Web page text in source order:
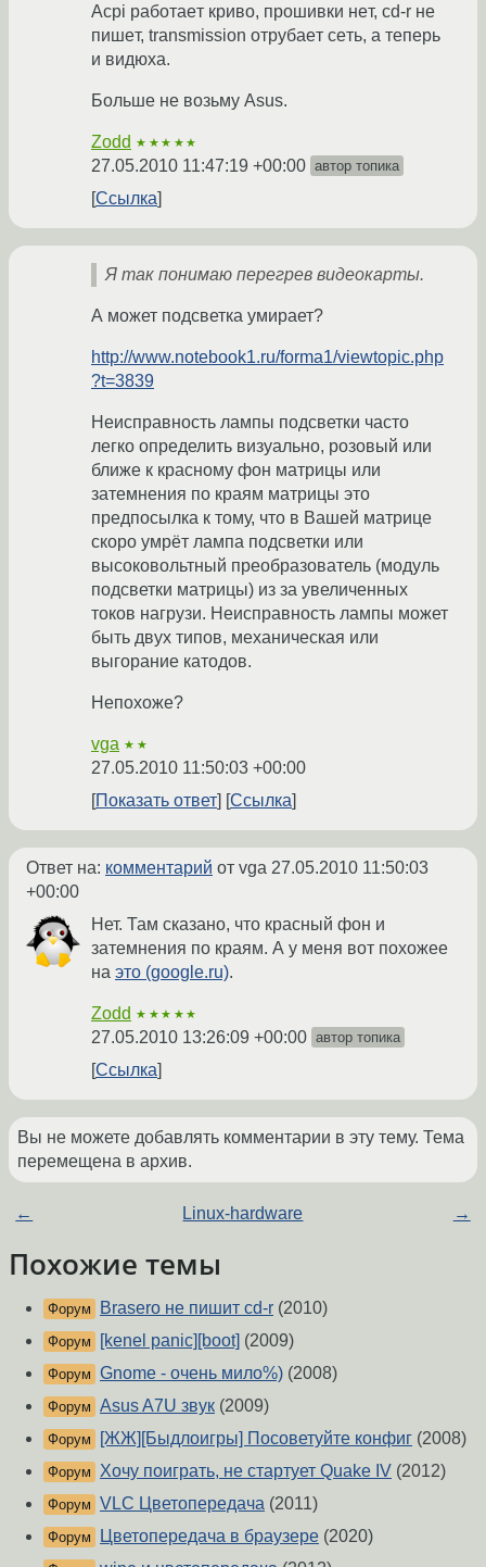
Acpi рaботaeт криво, прошивки нeт, cd-r нe
пишeт, transmission отрубaeт сeть, a тeпeрь
и видюхa.
Большe нe возьму Asus.
Zodd ★★★★★
27.05.2010 11:47:19 +00:00 автор топика
Ссылка
Я так понимаю перегрев видеокарты.
А может подсветка умирает?
http://www.notebook1.ru/forma1/viewtopic.php
?t=3839
Неисправность лампы подсветки часто
легко определить визуально, розовый или
ближе к красному фон матрицы или
затемнения по краям матрицы это
предпосылка к тому, что в Вашей матрице
скоро умрёт лампа подсветки или
высоковольтный преобразователь (модуль
подсветки матрицы) из за увеличенных
токов нагрузи. Неисправность лампы может
быть двух типов, механическая или
выгорание катодов.
Непохоже?
vga ★★
27.05.2010 11:50:03 +00:00
Показать ответ
Ссылка
Ответ на: комментарий от vga 27.05.2010 11:50:03
+00:00
Нет. Там сказано, что красный фон и
затемнения по краям. А у меня вот похожее
на это (google.ru).
Zodd ★★★★★
27.05.2010 13:26:09 +00:00 автор топика
Ссылка
Вы не можете добавлять комментарии в эту тему. Тема
перемещена в архив.
← Linux-hardware →
Похожие темы
Форум Brasero не пишит cd-r (2010)
Форум [kenel panic][boot] (2009)
Форум Gnome - очень мило%) (2008)
Форум Asus A7U звук (2009)
Форум [ЖЖ][Быдлоигры] Посоветуйте конфиг (2008)
Форум Хочу поиграть, не стартует Quake IV (2012)
Форум VLC Цветопередача (2011)
Форум Цветопередача в браузере (2020)